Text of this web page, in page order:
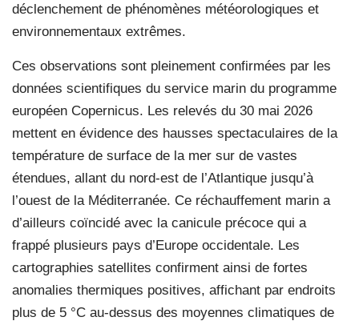
déclenchement de phénomènes météorologiques et
environnementaux extrêmes.
Ces observations sont pleinement confirmées par les
données scientifiques du service marin du programme
européen Copernicus. Les relevés du 30 mai 2026
mettent en évidence des hausses spectaculaires de la
température de surface de la mer sur de vastes
étendues, allant du nord-est de l’Atlantique jusqu’à
l’ouest de la Méditerranée. Ce réchauffement marin a
d’ailleurs coïncidé avec la canicule précoce qui a
frappé plusieurs pays d’Europe occidentale. Les
cartographies satellites confirment ainsi de fortes
anomalies thermiques positives, affichant par endroits
plus de 5 °C au-dessus des moyennes climatiques de